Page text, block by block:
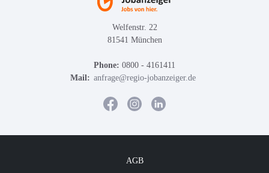
Welfenstr. 22
81541 München
Phone: 0800 - 4161411
Mail: anfrage@regio-jobanzeiger.de
AGB